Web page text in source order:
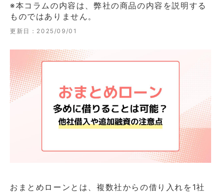
※本コラムの内容は、弊社の商品の内容を説明する
ものではありません。
更新日： 2025/09/01
おまとめローンとは、複数社からの借り入れを1社